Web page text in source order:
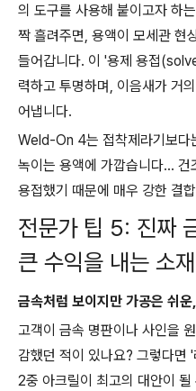
의 도구를 사용해 붙이고자 하
짝 흘려주면, 용액이 모세관 현
들어갑니다. 이 '용제 용접
력하고 투명하며, 이음새가 거
어냅니다.
Weld-On 4는 접착제라기보다
녹이는 용액에 가깝습니다...
용접했기 때문에 매우 강한 결
전문가 팁 5: 진짜
큰 수익을 내는 소재
금속처럼 보이지만 가공은 쉬
고객이 금속 명판이나 사인을
감했던 적이 있나요? 그렇다
2중 아크릴이 최고의 대안이 될